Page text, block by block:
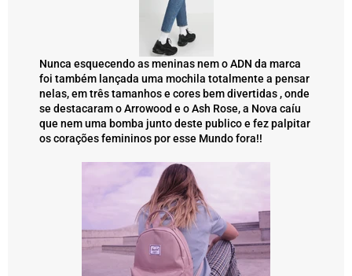
Nunca esquecendo as meninas nem o ADN da marca
foi também lançada uma mochila totalmente a pensar
nelas, em três tamanhos e cores bem divertidas , onde
se destacaram o Arrowood e o Ash Rose, a Nova caíu
que nem uma bomba junto deste publico e fez palpitar
os corações femininos por esse Mundo fora!!